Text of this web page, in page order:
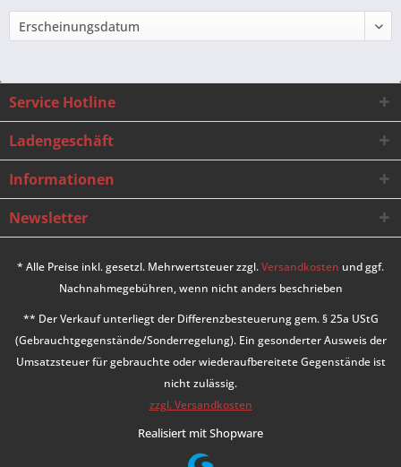
Service Hotline
Ladengeschäft
Informationen
Newsletter
* Alle Preise inkl. gesetzl. Mehrwertsteuer zzgl.Versandkosten und ggf.
Nachnahmegebühren, wenn nicht anders beschrieben
** Der Verkauf unterliegt der Differenzbesteuerung gem. § 25a UStG
(Gebrauchtgegenstände/Sonderregelung). Ein gesonderter Ausweis der
Umsatzsteuer für gebrauchte oder wiederaufbereitete Gegenstände ist
nicht zulässig.
zzgl. Versandkosten
Realisiert mit Shopware